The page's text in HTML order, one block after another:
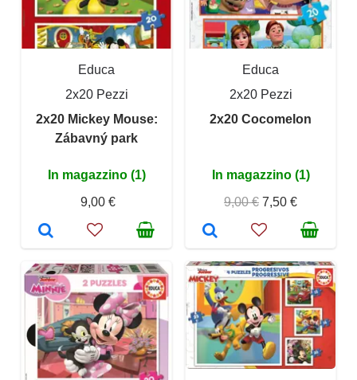
Educa
2x20 Pezzi
2x20 Mickey Mouse:
Zábavný park
In magazzino (1)
9,00 €
Educa
2x20 Pezzi
2x20 Cocomelon
In magazzino (1)
9,00 € 7,50 €